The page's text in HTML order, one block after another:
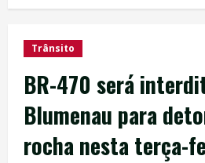
Trânsito
BR-470 será
Blumenau para
rocha nesta terça-